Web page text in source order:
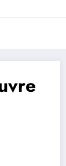
football